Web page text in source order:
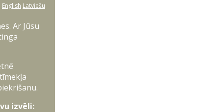
English Latviešu
Ar Jūsu
izvēli: